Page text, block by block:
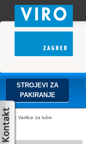
STROJEVI ZA
PAKIRANJE
: Varilice za tube